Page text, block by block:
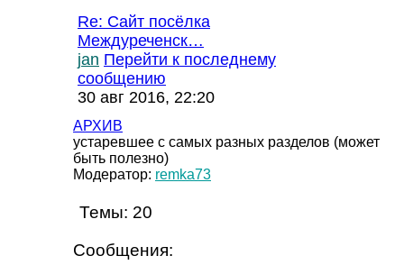
Re: Сайт посёлка
Междуреченск…
jan Перейти к последнему
сообщению
30 авг 2016, 22:20
АРХИВ
устаревшее с самых разных разделов (может
быть полезно)
Модератор: remka73
Темы: 20
Сообщения: